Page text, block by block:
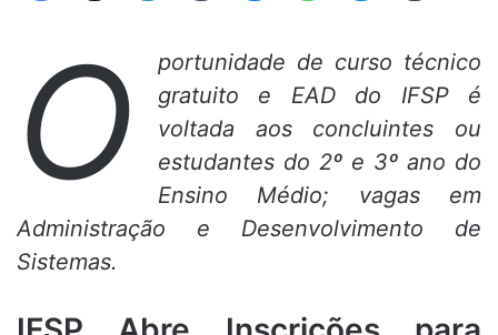
O
portunidade de curso técnico
gratuito e EAD do IFSP é
voltada aos concluintes ou
estudantes do 2º e 3º ano do
Ensino Médio; vagas em
Administração e Desenvolvimento de
Sistemas.